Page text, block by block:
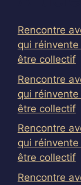
Rencontre
qui
être collectif
Rencontre
qui
être collectif
Rencontre
qui
être collectif
Rencontre